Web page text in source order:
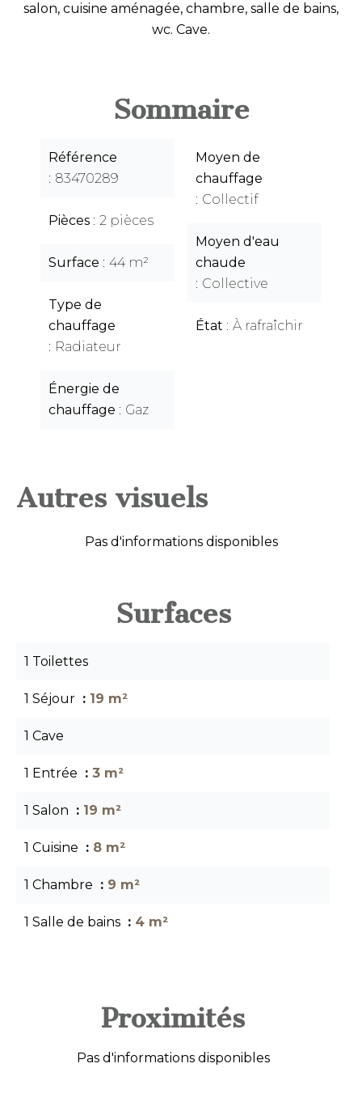
salon, cuisine aménagée, chambre, salle de bains,
wc. Cave.
Sommaire
Référence
83470289
Pièces 2 pièces
Surface 44 m²
Type de
chauffage
Radiateur
Énergie de
chauffage
Gaz
Moyen de
chauffage
Collectif
Moyen d'eau
chaude
Collective
État À rafraîchir
Autres visuels
Pas d'informations disponibles
Surfaces
1 Toilettes
1 Séjour 19 m²
1 Cave
1 Entrée 3 m²
1 Salon 19 m²
1 Cuisine 8 m²
1 Chambre 9 m²
1 Salle de bains 4 m²
Proximités
Pas d'informations disponibles